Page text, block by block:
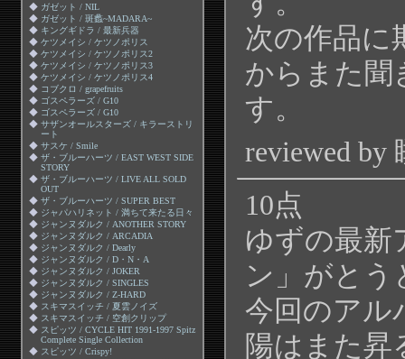
◆ ガゼット / NIL
◆ ガゼット / 斑蠡~MADARA~
◆ キングギドラ / 最新兵器
◆ ケツメイシ / ケツノポリス
◆ ケツメイシ / ケツノポリス2
◆ ケツメイシ / ケツノポリス3
◆ ケツメイシ / ケツノポリス4
◆ コブクロ / grapefruits
◆ ゴスペラーズ / G10
◆ ゴスペラーズ / G10
◆ サザンオールスターズ / キラーストリ
ート
◆ サスケ / Smile
◆ ザ・ブルーハーツ / EAST WEST SIDE
STORY
◆ ザ・ブルーハーツ / LIVE ALL SOLD
OUT
◆ ザ・ブルーハーツ / SUPER BEST
◆ ジャパハリネット / 満ちて来たる日々
◆ ジャンヌダルク / ANOTHER STORY
◆ ジャンヌダルク / ARCADIA
◆ ジャンヌダルク / Dearly
◆ ジャンヌダルク / D・N・A
◆ ジャンヌダルク / JOKER
◆ ジャンヌダルク / SINGLES
◆ ジャンヌダルク / Z-HARD
◆ スキマスイッチ / 夏雲ノイズ
◆ スキマスイッチ / 空創クリップ
◆ スピッツ / CYCLE HIT 1991-1997 Spitz
Complete Single Collection
◆ スピッツ / Crispy!
次の作品に
からまた聞
す。
reviewed by
10点
ゆずの最新
ン」がとう
今回のアル
陽はまた昇